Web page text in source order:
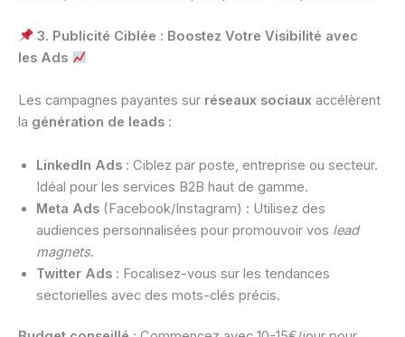
3. Publicité Ciblée : Boostez Votre Visibilité avec
les Ads
Les campagnes payantes sur réseaux sociaux accélèrent
la génération de leads :
LinkedIn Ads : Ciblez par poste, entreprise ou secteur.
Idéal pour les services B2B haut de gamme.
Meta Ads (Facebook/Instagram) : Utilisez des
audiences personnalisées pour promouvoir vos lead
magnets.
Twitter Ads : Focalisez-vous sur les tendances
sectorielles avec des mots-clés précis.